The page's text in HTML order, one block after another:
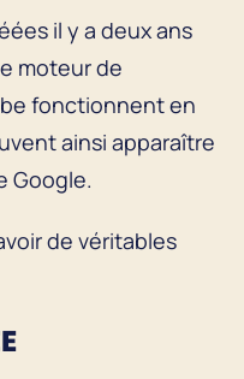
il y a deux ans
moteur de
fonctionnent en
ainsi apparaître
Google.
de véritables